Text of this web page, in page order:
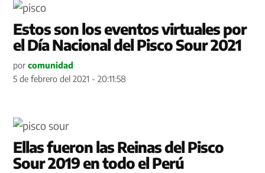
Estos son los eventos virtuales por
el Día Nacional del Pisco Sour 2021
por comunidad
5 de febrero del 2021 - 20:11:58
Ellas fueron las Reinas del Pisco
Sour 2019 en todo el Perú